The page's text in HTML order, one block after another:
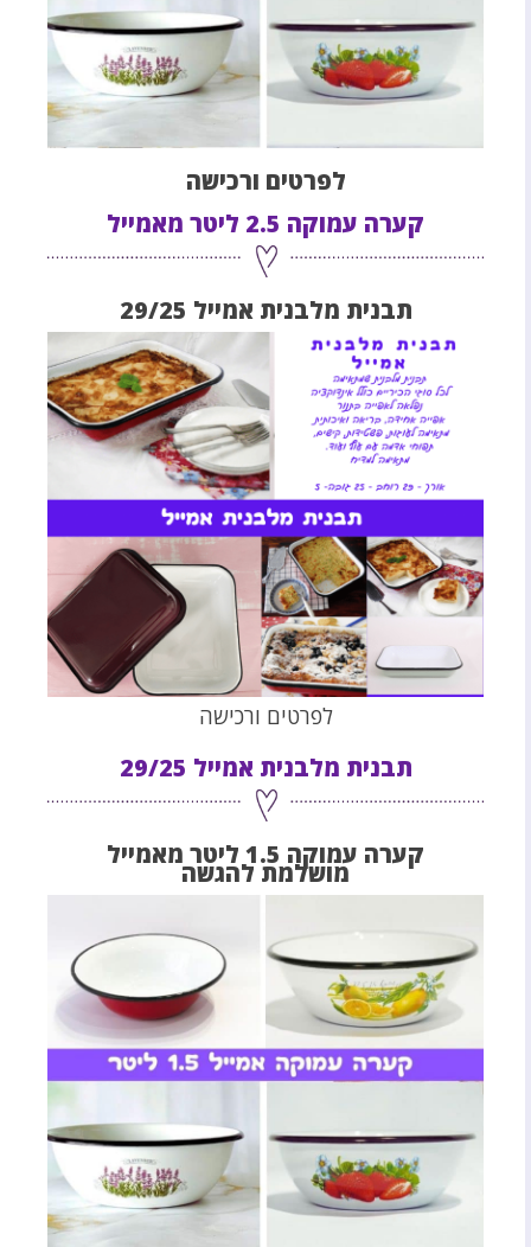
לפרטים ורכישה
קערה עמוקה 2.5 ליטר מאמייל
תבנית מלבנית אמייל 29/25
לפרטים ורכישה
תבנית מלבנית אמייל 29/25
קערה עמוקה 1.5 ליטר מאמייל
מושלמת להגשה